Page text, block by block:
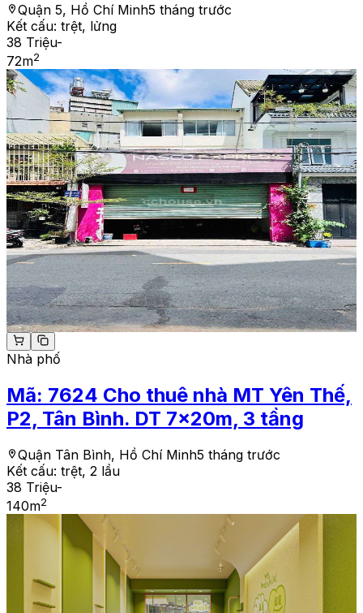
Quận 5, Hồ Chí Minh5 tháng trước
Kết cấu: trệt, lửng
38 Triệu-
72m2
Nhà phố
Mã: 7624 Cho thuê nhà MT Yên Thế,
P2, Tân Bình. DT 7x20m, 3 tầng
Quận Tân Bình, Hồ Chí Minh5 tháng trước
Kết cấu: trệt, 2 lầu
38 Triệu-
140m2